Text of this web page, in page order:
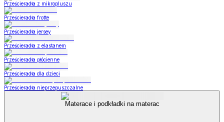
Prześcieradła z mikropluszu
Prześcieradła frotte
Prześcieradła jersey
Prześcieradła z elastanem
Prześcieradła płócienne
Prześcieradła dla dzieci
Prześcieradła nieprzepuszczalne
Materace i podkładki na materac